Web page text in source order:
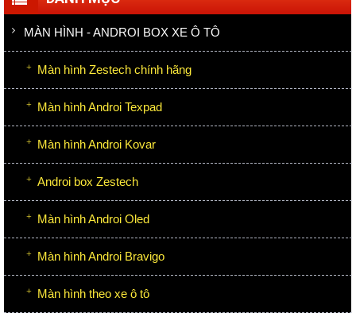
MÀN HÌNH - ANDROI BOX XE Ô TÔ
Màn hình Zestech chính hãng
Màn hình Androi Texpad
Màn hình Androi Kovar
Androi box Zestech
Màn hình Androi Oled
Màn hình Androi Bravigo
Màn hình theo xe ô tô